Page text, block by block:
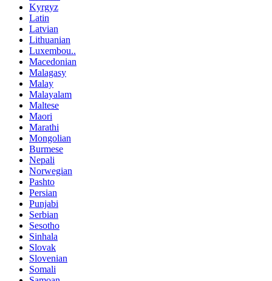
Kyrgyz
Latin
Latvian
Lithuanian
Luxembou..
Macedonian
Malagasy
Malay
Malayalam
Maltese
Maori
Marathi
Mongolian
Burmese
Nepali
Norwegian
Pashto
Persian
Punjabi
Serbian
Sesotho
Sinhala
Slovak
Slovenian
Somali